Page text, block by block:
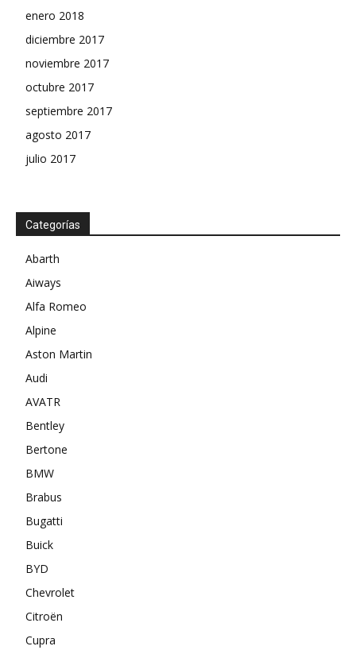
enero 2018
diciembre 2017
noviembre 2017
octubre 2017
septiembre 2017
agosto 2017
julio 2017
Categorías
Abarth
Aiways
Alfa Romeo
Alpine
Aston Martin
Audi
AVATR
Bentley
Bertone
BMW
Brabus
Bugatti
Buick
BYD
Chevrolet
Citroën
Cupra